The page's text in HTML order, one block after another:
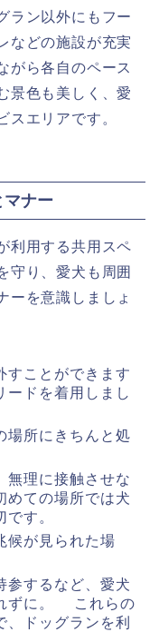
ラン以外にもフー
などの施設が充実
がら各自のペース
景色も美しく、愛
スエリアです。
マナー
利用する共用スペ
守り、愛犬も周囲
ーを意識しましょ
すことができます
ードを着用しまし
場所にきちんと処
無理に接触させな
めての場所では犬
す。
候が見られた場
参するなど、愛犬
ずに。 これらの
、ドッグランを利